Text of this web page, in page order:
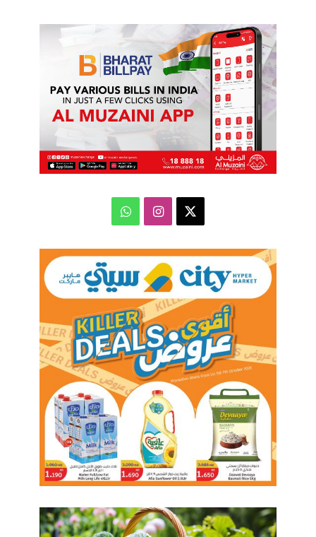
انستقرامواتساب